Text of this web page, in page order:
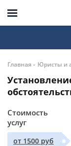
Главная - Юристы и
Стоимость
услуг
от 1500 руб